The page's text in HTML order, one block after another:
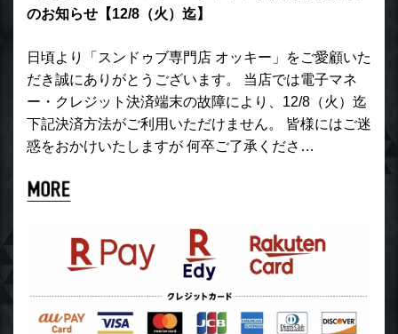
のお知らせ【12/8（火）迄】
日頃より「スンドゥブ専門店 オッキー」をご愛顧いた
だき誠にありがとうございます。 当店では電子マネ
ー・クレジット決済端末の故障により、12/8（火）迄
下記決済方法がご利用いただけません。 皆様にはご迷
惑をおかけいたしますが 何卒ご了承くださ…